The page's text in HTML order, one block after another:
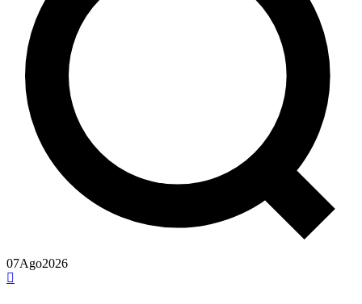
07Ago2026